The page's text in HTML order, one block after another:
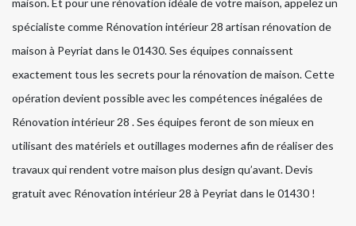
maison. Et pour une rénovation idéale de votre maison, appelez un
spécialiste comme Rénovation intérieur 28 artisan rénovation de
maison à Peyriat dans le 01430. Ses équipes connaissent
exactement tous les secrets pour la rénovation de maison. Cette
opération devient possible avec les compétences inégalées de
Rénovation intérieur 28 . Ses équipes feront de son mieux en
utilisant des matériels et outillages modernes afin de réaliser des
travaux qui rendent votre maison plus design qu’avant. Devis
gratuit avec Rénovation intérieur 28 à Peyriat dans le 01430 !